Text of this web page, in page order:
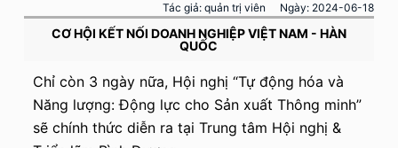
n
Tác giả:quản trị viên Ngày: 2024-06-18
CƠ HỘI KẾT NỐI DOANH NGHIỆP VIỆT NAM - HÀN
QUỐC
Chỉ còn 3 ngày nữa, Hội nghị “Tự động hóa và
Năng lượng: Động lực cho Sản xuất Thông minh”
sẽ chính thức diễn ra tại Trung tâm Hội nghị &